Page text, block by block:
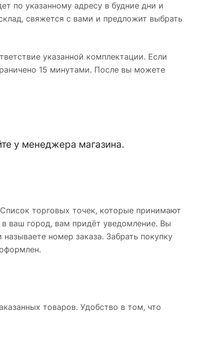
по указанному адресу в будние дни и
свяжется с вами и предложит выбрать
указанной комплектации. Если
15 минутами. После вы можете
у менеджера магазина.
торговых точек, которые принимают
в ваш город, вам придёт уведомление. Вы
номер заказа. Забрать покупку
товаров. Удобство в том, что